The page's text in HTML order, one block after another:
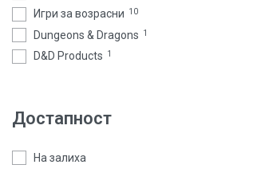
Игри за возрасни 10
Dungeons & Dragons 1
D&D Products 1
Достапност
На залиха